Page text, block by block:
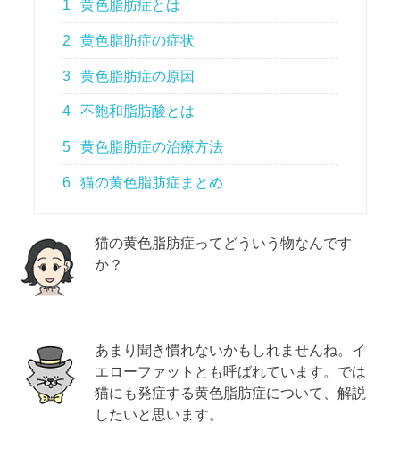
1 黄色脂肪症とは
2 黄色脂肪症の症状
3 黄色脂肪症の原因
4 不飽和脂肪酸とは
5 黄色脂肪症の治療方法
6 猫の黄色脂肪症まとめ
猫の黄色脂肪症ってどういう物なんです
か？
あまり聞き慣れないかもしれませんね。イ
エローファットとも呼ばれています。では
猫にも発症する黄色脂肪症について、解説
したいと思います。